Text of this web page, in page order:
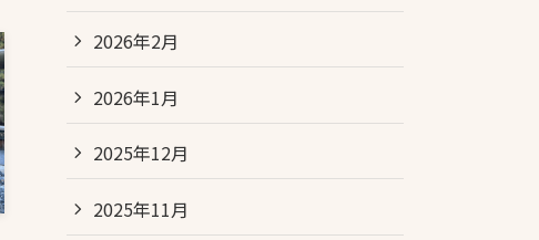
2026年2月
2026年1月
2025年12月
2025年11月